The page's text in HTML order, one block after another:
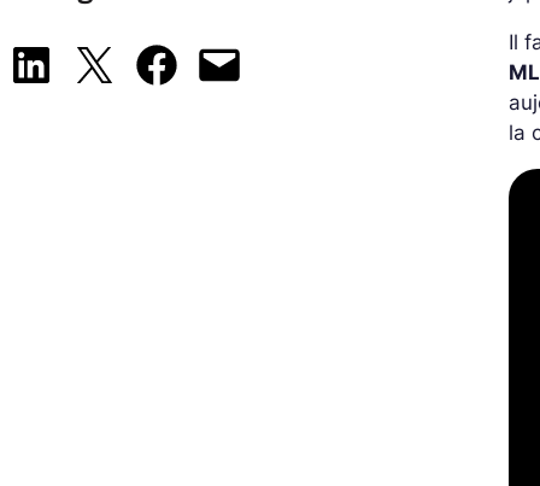
Share on LinkedIn
Share on X Share on Facebook
Email this Page
Il
la